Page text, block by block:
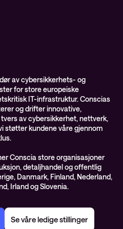
av cybersikkerhets- og
for store europeiske
IT-infrastruktur. Conscias
og drifter innovative,
av cybersikkerhet, nettverk,
støtter kundene våre gjennom
Conscia store organisasjoner
detaljhandel og offentlig
Danmark, Finland, Nederland,
Irland og Slovenia.
Se våre ledige stillinger